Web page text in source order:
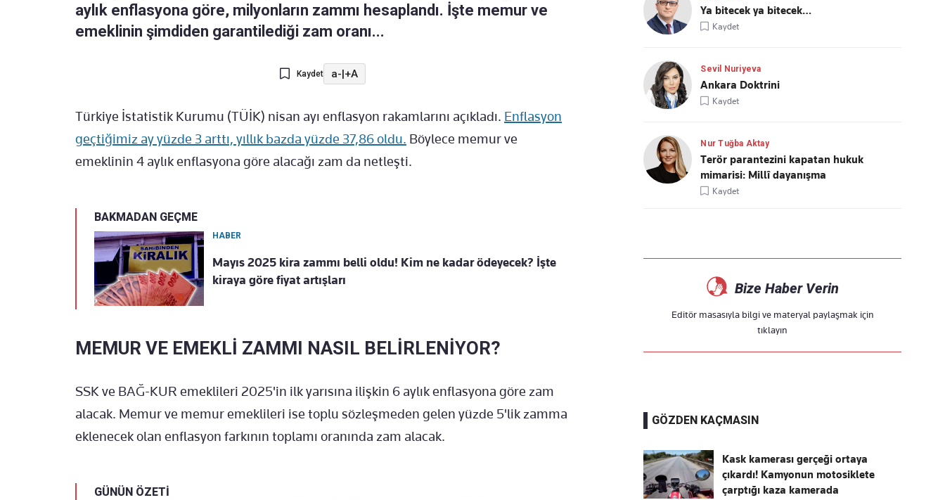
aylık enflasyona göre, milyonların zammı hesaplandı. İşte memur ve
emeklinin şimdiden garantilediği zam oranı...
Kaydet a-|+A
Türkiye İstatistik Kurumu (TÜİK) nisan ayı enflasyon rakamlarını açıkladı. Enflasyon
geçtiğimiz ay yüzde 3 arttı, yıllık bazda yüzde 37,86 oldu. Böylece memur ve
emeklinin 4 aylık enflasyona göre alacağı zam da netleşti.
BAKMADAN GEÇME
HABER
Mayıs 2025 kira zammı belli oldu! Kim ne kadar ödeyecek? İşte
kiraya göre fiyat artışları
MEMUR VE EMEKLİ ZAMMI NASIL BELİRLENİYOR?
SSK ve BAĞ-KUR emeklileri 2025'in ilk yarısına ilişkin 6 aylık enflasyona göre zam
alacak. Memur ve memur emeklileri ise toplu sözleşmeden gelen yüzde 5'lik zamma
eklenecek olan enflasyon farkının toplamı oranında zam alacak.
GÜNÜN ÖZETİ
Ya bitecek ya bitecek…
Kaydet
Sevil Nuriyeva
Ankara Doktrini
Kaydet
Nur Tuğba Aktay
Terör parantezini kapatan hukuk
mimarisi: Millî dayanışma
Kaydet
Bize Haber Verin
Editör masasıyla bilgi ve materyal paylaşmak için
tıklayın
GÖZDEN KAÇMASIN
Kask kamerası gerçeği ortaya
çıkardı! Kamyonun motosiklete
çarptığı kaza kamerada